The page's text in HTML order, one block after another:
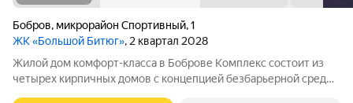
Бобров, микрорайон Спортивный,1
ЖК «Большой Битюг», 2 квартал 2028
Жилой дом комфорт-класса в Боброве Комплекс состоит из
четырех кирпичных домов с концепцией безбарьерной среды,